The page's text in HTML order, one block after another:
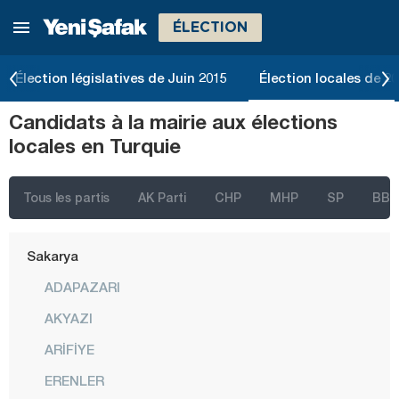
ÉLECTION
Élection législatives de Juin 2015 Élection locales de
Candidats à la mairie aux élections
locales en Turquie
Tous les partis AK Parti CHP MHP SP BBP
Muğla
Niğde
Ordu
Rize
Sakarya
ADAPAZARI
AKYAZI
ARİFİYE
ERENLER